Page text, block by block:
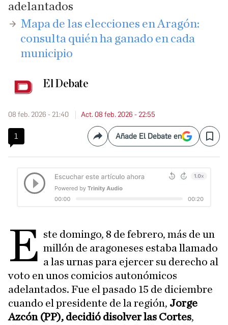
adelantados
​Mapa de las elecciones en Aragón:
consulta quién ha ganado en cada
municipio
El Debate
08 feb. 2026 - 21:40 Act. 08 feb. 2026 - 22:55
1 CompartirAñade El Debate en Save
E ste domingo, 8 de febrero, más de un
millón de aragoneses estaba llamado
a las urnas para ejercer su derecho al
voto en unos comicios autonómicos
adelantados. Fue el pasado 15 de diciembre
cuando el presidente de la región, Jorge
Azcón (PP), decidió disolver las Cortes,